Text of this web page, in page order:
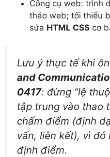
Công cụ web: trình
thảo web; tối thiểu
sửa HTML CSS cơ
Lưu ý thực tế khi ôn
and
0417: đừng “lệ
tập trung vào thao
chấm điểm (định
vấn, liên kết), vì đó
định điểm.